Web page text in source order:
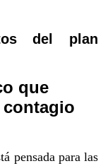
del plan
que
pensada para las